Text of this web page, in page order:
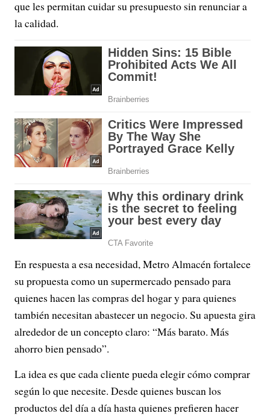
que les permitan cuidar su presupuesto sin renunciar a
la calidad.
En respuesta a esa necesidad, Metro Almacén fortalece
su propuesta como un supermercado pensado para
quienes hacen las compras del hogar y para quienes
también necesitan abastecer un negocio. Su apuesta gira
alrededor de un concepto claro: “Más barato. Más
ahorro bien pensado”.
La idea es que cada cliente pueda elegir cómo comprar
según lo que necesite. Desde quienes buscan los
productos del día a día hasta quienes prefieren hacer